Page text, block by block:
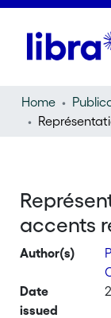
Home
accents
Author(s)
Date
issued